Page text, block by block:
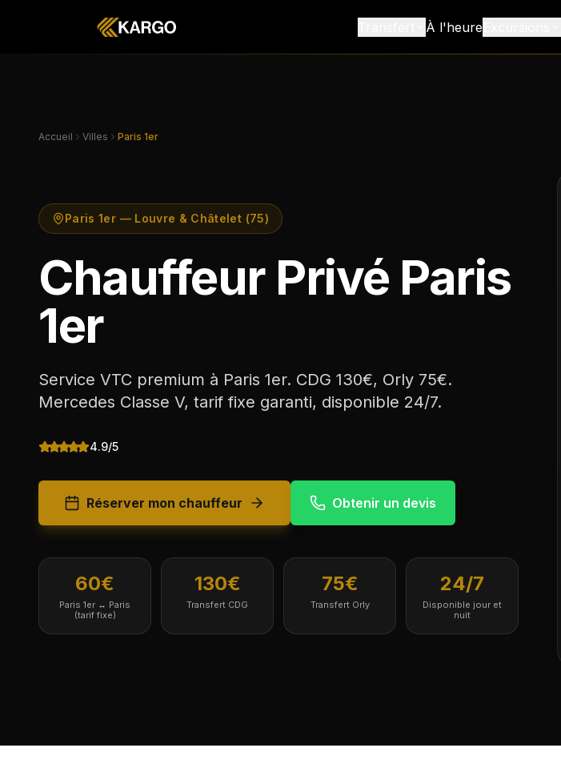
À l'heureExcursions
Accueil Villes Paris 1er
Paris 1er — Louvre & Châtelet (75)
Chauffeur Privé Paris
1er
Service VTC premium à Paris 1er. CDG 130€, Orly 75€.
Mercedes Classe V, tarif fixe garanti, disponible 24/7.
4.9/5
Réserver mon chauffeur Obtenir un devis
60€
Paris 1er ↔ Paris
(tarif fixe)
130€
Transfert CDG
75€
Transfert Orly
24/7
Disponible jour et
nuit